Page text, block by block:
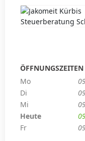
ÖFFNUNGSZEITEN
Mo
Di
Mi
Heute
Fr